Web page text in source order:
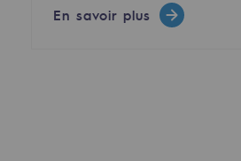
et bas carbone
En savoir plus